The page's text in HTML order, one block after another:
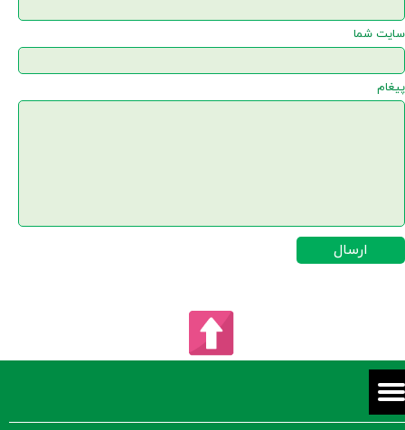
سایت شما
پیغام
ارسال